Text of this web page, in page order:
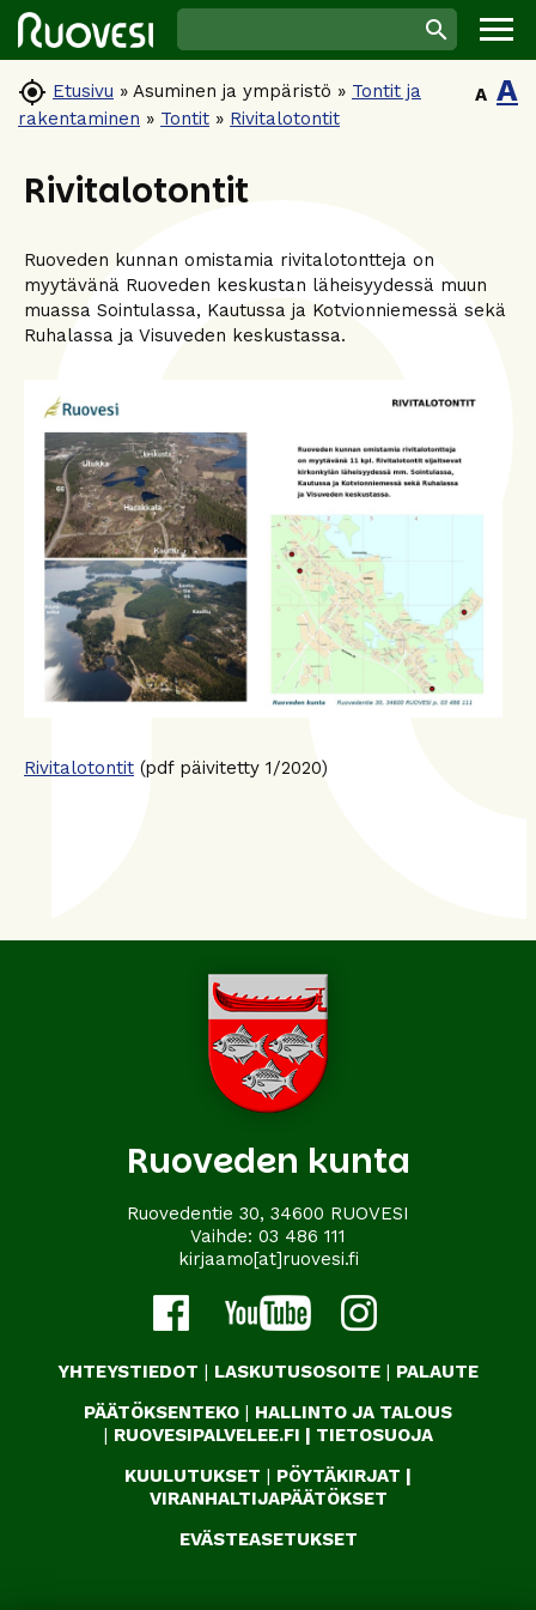
 Etusivu » Asuminen ja ympäristö » Tontit ja
rakentaminen » Tontit » Rivitalotontit
A A
Rivitalotontit
Ruoveden kunnan omistamia rivitalotontteja on
myytävänä Ruoveden keskustan läheisyydessä muun
muassa Sointulassa, Kautussa ja Kotvionniemessä sekä
Ruhalassa ja Visuveden keskustassa.
Rivitalotontit (pdf päivitetty 1/2020)
Ruoveden kunta
Ruovedentie 30, 34600 RUOVESI
Vaihde: 03 486 111
kirjaamo[at]ruovesi.fi
YHTEYSTIEDOT LASKUTUSOSOITE
PALAUTE
PÄÄTÖKSENTEKO
HALLINTO JA TALOUS
RUOVESIPALVELEE.FI
TIETOSUOJA
KUULUTUKSET
PÖYTÄKIRJAT
VIRANHALTIJAPÄÄTÖKSET
EVÄSTEASETUKSET